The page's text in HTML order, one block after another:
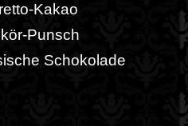
Kakao
Punsch
Schokolade